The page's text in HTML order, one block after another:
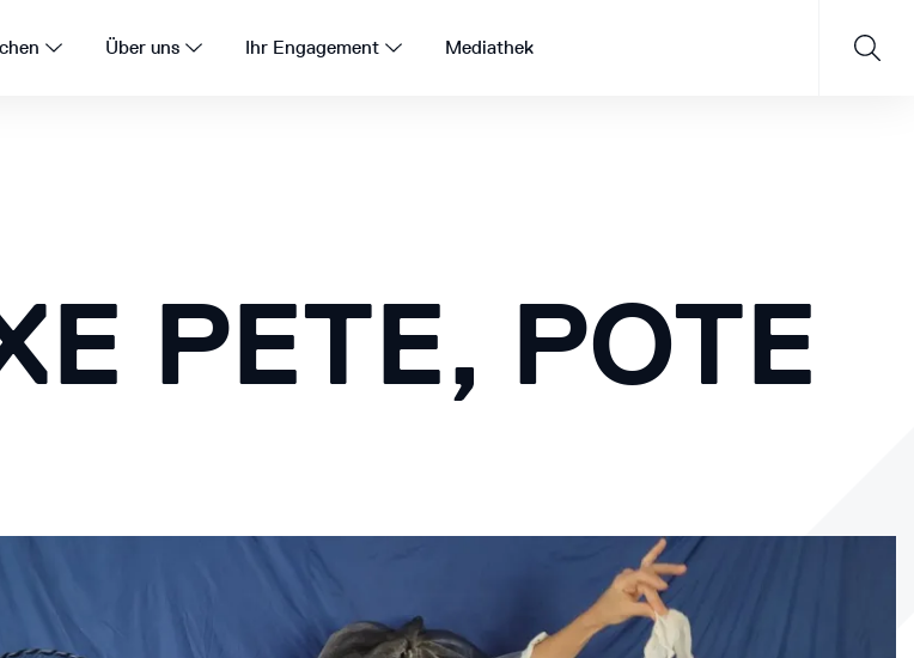
Über uns Ihr Engagement Mediathek
PETE, POTE